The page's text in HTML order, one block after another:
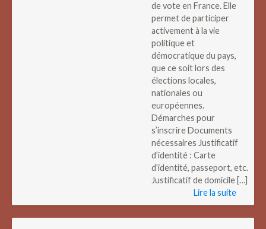
de vote en France. Elle
permet de participer
activement à la vie
politique et
démocratique du pays,
que ce soit lors des
élections locales,
nationales ou
européennes.
Démarches pour
s’inscrire Documents
nécessaires Justificatif
d’identité : Carte
d’identité, passeport, etc.
Justificatif de domicile […]
Lire la suite